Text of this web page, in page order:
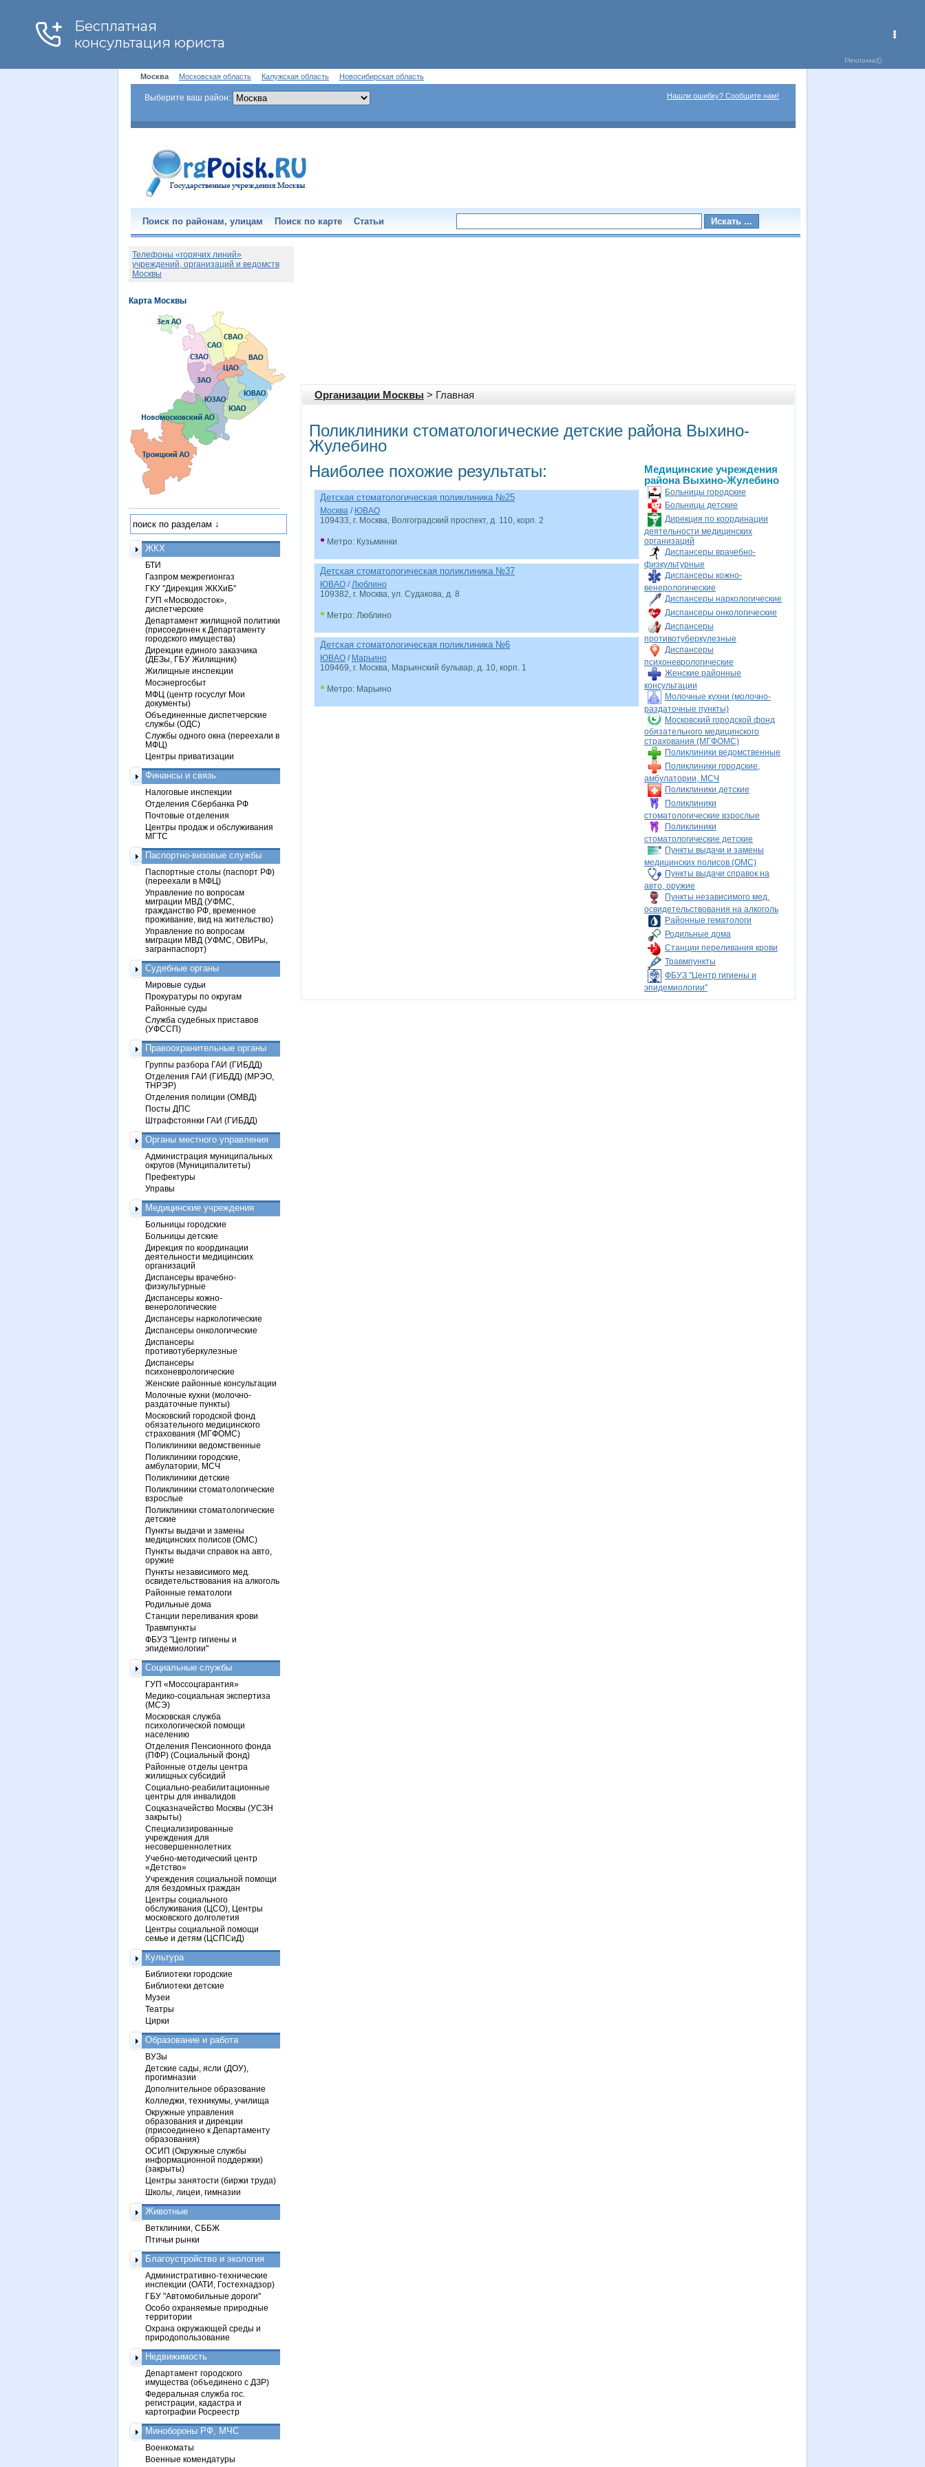
Москва Московская область Калужская область Новосибирская область
Выберите ваш район: Нашли ошибку? Сообщите нам!
Поиск по районам, улицам Поиск по карте Статьи
Организации Москвы > Главная
Поликлиники стоматологические детские района Выхино-
Жулебино
Наиболее похожие результаты:
Детская стоматологическая поликлиника №25
Москва / ЮВАО
109433, г. Москва, Волгоградский проспект, д. 110, корп. 2
• Метро: Кузьминки
Детская стоматологическая поликлиника №37
ЮВАО /Люблино
109382, г. Москва, ул. Судакова, д. 8
• Метро: Люблино
Детская стоматологическая поликлиника №6
ЮВАО / Марьино
109469, г. Москва, Марьинский бульвар, д. 10, корп. 1
• Метро: Марьино
Медицинские учреждения
района Выхино-Жулебино
Больницы городские
Больницы детские
Дирекция по координации
деятельности медицинских
организаций
Диспансеры врачебно-
физкультурные
Диспансеры кожно-
венерологические
Диспансеры наркологические
Диспансеры онкологические
Диспансеры
противотуберкулезные
Диспансеры
психоневрологические
Женские районные
консультации
Молочные кухни (молочно-
раздаточные пункты)
Московский городской фонд
обязательного медицинского
страхования (МГФОМС)
Поликлиники ведомственные
Поликлиники городские,
амбулатории, МСЧ
Поликлиники детские
Поликлиники
стоматологические взрослые
Поликлиники
стоматологические детские
Пункты выдачи и замены
медицинских полисов (ОМС)
Пункты выдачи справок на
авто, оружие
Пункты независимого мед.
освидетельствования на алкоголь
Районные гематологи
Родильные дома
Станции переливания крови
Травмпункты
ФБУЗ "Центр гигиены и
эпидемиологии"
Телефоны «горячих линий»
учреждений, организаций и ведомств
Москвы
ЖКХ
БТИ
Газпром межрегионгаз
ГКУ "Дирекция ЖКХиБ"
ГУП «Мосводосток»,
диспетчерские
Департамент жилищной политики
(присоединен к Департаменту
городского имущества)
Дирекции единого заказчика
(ДЕЗы, ГБУ Жилищник)
Жилищные инспекции
Мосэнергосбыт
МФЦ (центр госуслуг Мои
документы)
Объединенные диспетчерские
службы (ОДС)
Службы одного окна (переехали в
МФЦ)
Центры приватизации
Финансы и связь
Налоговые инспекции
Отделения Сбербанка РФ
Почтовые отделения
Центры продаж и обслуживания
МГТС
Паспортно-визовые службы
Паспортные столы (паспорт РФ)
(переехали в МФЦ)
Управление по вопросам
миграции МВД (УФМС,
гражданство РФ, временное
проживание, вид на жительство)
Управление по вопросам
миграции МВД (УФМС, ОВИРы,
загранпаспорт)
Судебные органы
Мировые судьи
Прокуратуры по округам
Районные суды
Служба судебных приставов
(УФССП)
Правоохранительные органы
Группы разбора ГАИ (ГИБДД)
Отделения ГАИ (ГИБДД) (МРЭО,
ТНРЭР)
Отделения полиции (ОМВД)
Посты ДПС
Штрафстоянки ГАИ (ГИБДД)
Органы местного управления
Администрация муниципальных
округов (Муниципалитеты)
Префектуры
Управы
Медицинские учреждения
Больницы городские
Больницы детские
Дирекция по координации
деятельности медицинских
организаций
Диспансеры врачебно-
физкультурные
Диспансеры кожно-
венерологические
Диспансеры наркологические
Диспансеры онкологические
Диспансеры
противотуберкулезные
Диспансеры
психоневрологические
Женские районные консультации
Молочные кухни (молочно-
раздаточные пункты)
Московский городской фонд
обязательного медицинского
страхования (МГФОМС)
Поликлиники ведомственные
Поликлиники городские,
амбулатории, МСЧ
Поликлиники детские
Поликлиники стоматологические
взрослые
Поликлиники стоматологические
детские
Пункты выдачи и замены
медицинских полисов (ОМС)
Пункты выдачи справок на авто,
оружие
Пункты независимого мед.
освидетельствования на алкоголь
Районные гематологи
Родильные дома
Станции переливания крови
Травмпункты
ФБУЗ "Центр гигиены и
эпидемиологии"
Социальные службы
ГУП «Моссоцгарантия»
Медико-социальная экспертиза
(МСЭ)
Московская служба
психологической помощи
населению
Отделения Пенсионного фонда
(ПФР) (Социальный фонд)
Районные отделы центра
жилищных субсидий
Социально-реабилитационные
центры для инвалидов
Соцказначейство Москвы (УСЗН
закрыты)
Специализированные
учреждения для
несовершеннолетних
Учебно-методический центр
«Детство»
Учреждения социальной помощи
для бездомных граждан
Центры социального
обслуживания (ЦСО), Центры
московского долголетия
Центры социальной помощи
семье и детям (ЦСПСиД)
Культура
Библиотеки городские
Библиотеки детские
Музеи
Театры
Цирки
Образование и работа
ВУЗы
Детские сады, ясли (ДОУ),
прогимназии
Дополнительное образование
Колледжи, техникумы, училища
Окружные управления
образования и дирекции
(присоединено к Департаменту
образования)
ОСИП (Окружные службы
информационной поддержки)
(закрыты)
Центры занятости (биржи труда)
Школы, лицеи, гимназии
Животные
Ветклиники, СББЖ
Птичьи рынки
Благоустройство и экология
Административно-технические
инспекции (ОАТИ, Гостехнадзор)
ГБУ "Автомобильные дороги"
Особо охраняемые природные
территории
Охрана окружающей среды и
природопользование
Недвижимость
Департамент городского
имущества (объединено с ДЗР)
Федеральная служба гос.
регистрации, кадастра и
картографии Росреестр
Минобороны РФ, МЧС
Военкоматы
Военные комендатуры